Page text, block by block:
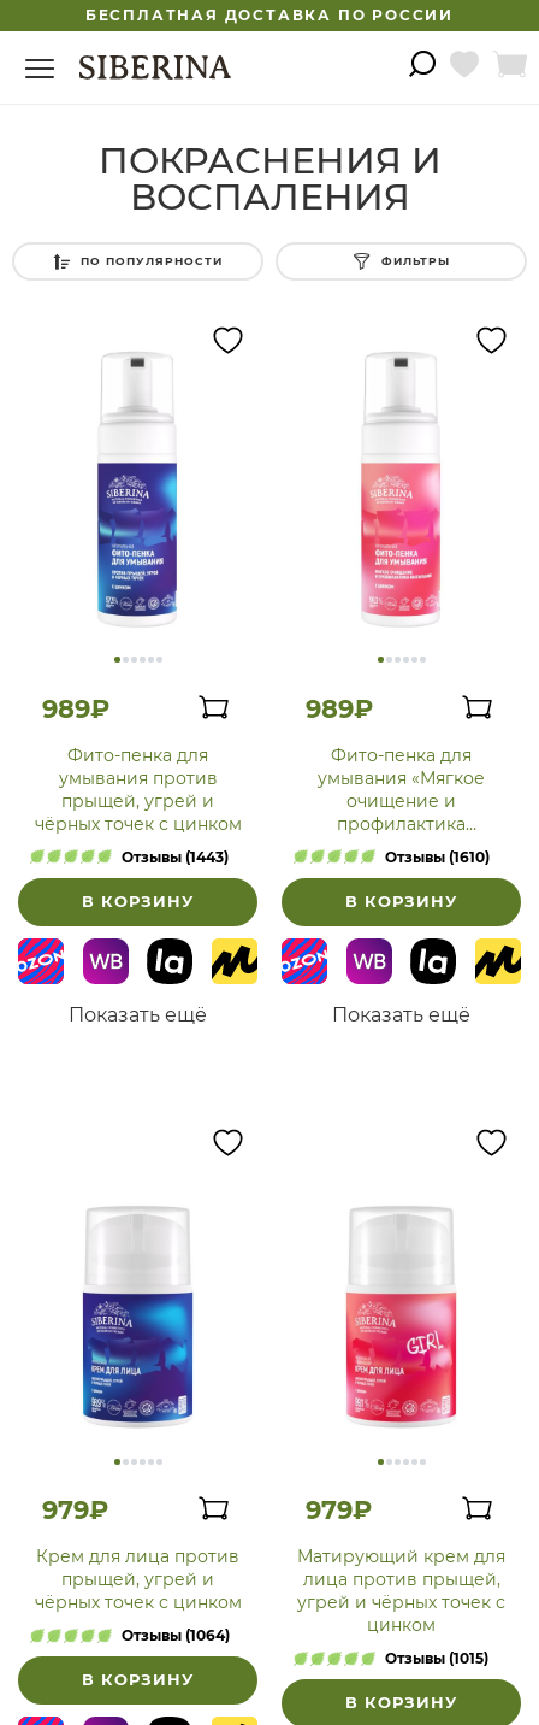
БЕСПЛАТНАЯ ДОСТАВКА ПО РОССИИ
ПОКРАСНЕНИЯ И
ВОСПАЛЕНИЯ
ПО ПОПУЛЯРНОСТИ ФИЛЬТРЫ
989₽
Фито-пенка для
умывания против
прыщей, угрей и
чёрных точек с цинком
Отзывы (1443)
В КОРЗИНУ
Показать ещё
989₽
Фито-пенка для
умывания «Мягкое
очищение и
профилактика
высыпаний» с цинком
Отзывы (1610)
В КОРЗИНУ
Показать ещё
979₽
Крем для лица против
прыщей, угрей и
чёрных точек с цинком
Отзывы (1064)
В КОРЗИНУ
979₽
Матирующий крем для
лица против прыщей,
угрей и чёрных точек с
цинком
Отзывы (1015)
В КОРЗИНУ